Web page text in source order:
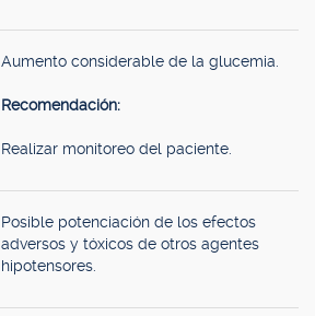
Aumento considerable de la glucemia.
Recomendación:
Realizar monitoreo del paciente.
Posible potenciación de los efectos
adversos y tóxicos de otros agentes
hipotensores.